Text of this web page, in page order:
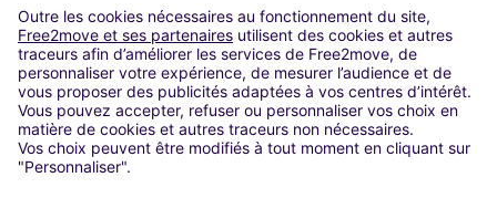
Paris
Madrid
Washington DC
Milan
Rome
Turin
Vienne
Berlin